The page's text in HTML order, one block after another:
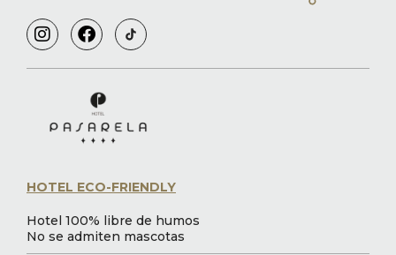
HOTEL ECO-FRIENDLY
Hotel 100% libre de humos
No se admiten mascotas